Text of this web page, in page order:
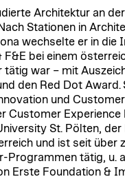
Architektur an
Stationen in
wechselte er in die
F&E bei einem
war – mit
den Red Dot Award.
und
Customer Experience
St. Pölten,
und ist seit über
Programmen tätig, u.
Erste Foundation &